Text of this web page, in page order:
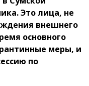
Это лица, не
внешнего
основного
меры, и
по